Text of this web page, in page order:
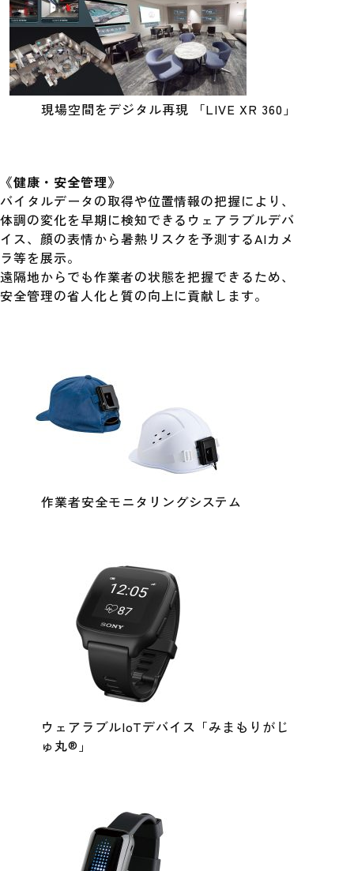
現場空間をデジタル再現 「LIVE XR 360」
《健康・安全管理》
バイタルデータの取得や位置情報の把握により、
体調の変化を早期に検知できるウェアラブルデバ
イス、顔の表情から暑熱リスクを予測するAIカメ
ラ等を展示。
遠隔地からでも作業者の状態を把握できるため、
安全管理の省人化と質の向上に貢献します。
作業者安全モニタリングシステム
ウェアラブルIoTデバイス「みまもりがじ
ゅ丸®」